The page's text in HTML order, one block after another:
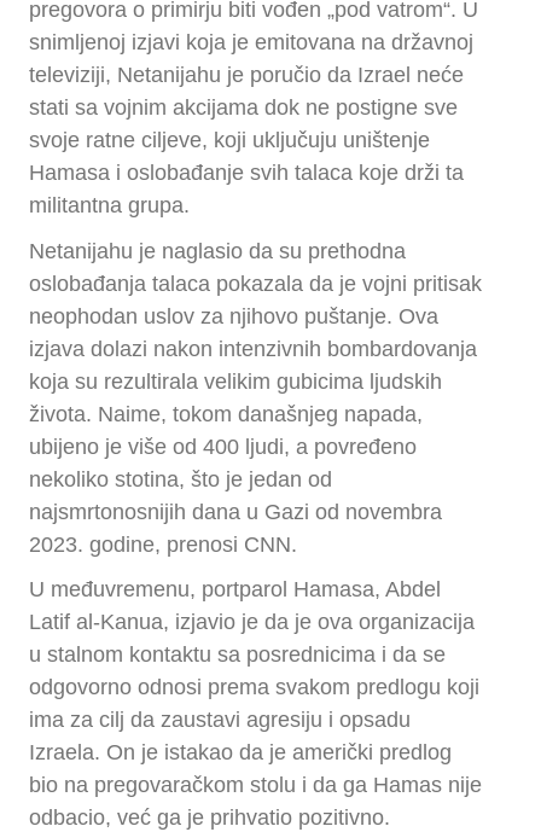
pregovora o primirju biti vođen „pod vatrom“. U
snimljenoj izjavi koja je emitovana na državnoj
televiziji, Netanijahu je poručio da Izrael neće
stati sa vojnim akcijama dok ne postigne sve
svoje ratne ciljeve, koji uključuju uništenje
Hamasa i oslobađanje svih talaca koje drži ta
militantna grupa.
Netanijahu je naglasio da su prethodna
oslobađanja talaca pokazala da je vojni pritisak
neophodan uslov za njihovo puštanje. Ova
izjava dolazi nakon intenzivnih bombardovanja
koja su rezultirala velikim gubicima ljudskih
života. Naime, tokom današnjeg napada,
ubijeno je više od 400 ljudi, a povređeno
nekoliko stotina, što je jedan od
najsmrtonosnijih dana u Gazi od novembra
2023. godine, prenosi CNN.
U međuvremenu, portparol Hamasa, Abdel
Latif al-Kanua, izjavio je da je ova organizacija
u stalnom kontaktu sa posrednicima i da se
odgovorno odnosi prema svakom predlogu koji
ima za cilj da zaustavi agresiju i opsadu
Izraela. On je istakao da je američki predlog
bio na pregovaračkom stolu i da ga Hamas nije
odbacio, već ga je prihvatio pozitivno.